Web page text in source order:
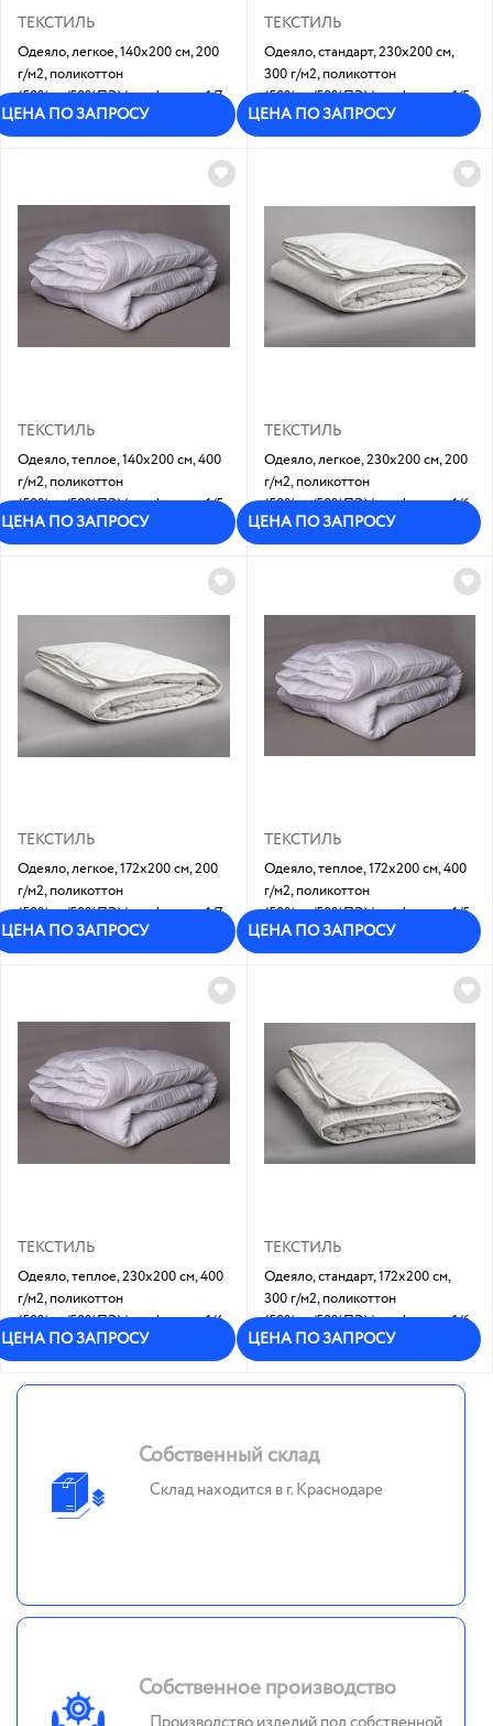
ТЕКСТИЛЬ
Одеяло, легкое, 140х200 см, 200
г/м2, поликоттон
(50%хл/50%ПЭ)/ холфитекс: 1/7
ЦЕНА ПО ЗАПРОСУ
ТЕКСТИЛЬ
Одеяло, стандарт, 230х200 см,
300 г/м2, поликоттон
(50%хл/50%ПЭ)/ холфитекс: 1/5
ЦЕНА ПО ЗАПРОСУ
ТЕКСТИЛЬ
Одеяло, теплое, 140х200 см, 400
г/м2, поликоттон
(50%хл/50%ПЭ)/ холфитекс: 1/5
ЦЕНА ПО ЗАПРОСУ
ТЕКСТИЛЬ
Одеяло, легкое, 230х200 см, 200
г/м2, поликоттон
(50%хл/50%ПЭ)/ холфитекс: 1/6
ЦЕНА ПО ЗАПРОСУ
ТЕКСТИЛЬ
Одеяло, легкое, 172х200 см, 200
г/м2, поликоттон
(50%хл/50%ПЭ)/ холфитекс: 1/7
ЦЕНА ПО ЗАПРОСУ
ТЕКСТИЛЬ
Одеяло, теплое, 172х200 см, 400
г/м2, поликоттон
(50%хл/50%ПЭ)/ холфитекс: 1/5
ЦЕНА ПО ЗАПРОСУ
ТЕКСТИЛЬ
Одеяло, теплое, 230х200 см, 400
г/м2, поликоттон
(50%хл/50%ПЭ)/ холфитекс: 1/4
ЦЕНА ПО ЗАПРОСУ
ТЕКСТИЛЬ
Одеяло, стандарт, 172х200 см,
300 г/м2, поликоттон
(50%хл/50%ПЭ)/ холфитекс: 1/6
ЦЕНА ПО ЗАПРОСУ
Собственный склад
Склад находится в г. Краснодаре
Собственное производство